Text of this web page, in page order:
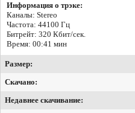
Информация о трэке:
Каналы: Stereo
Частота: 44100 Гц
Битрейт: 320 Кбит/сек.
Время: 00:41 мин
Размер:
Скачано:
Недавнее скачивание: